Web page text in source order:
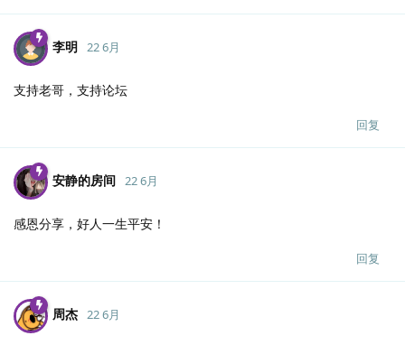
李明 22 6月
支持老哥，支持论坛
回复
安静的房间 22 6月
感恩分享，好人一生平安！
回复
周杰 22 6月